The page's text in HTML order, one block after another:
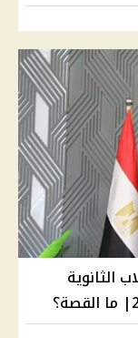
الثانوية